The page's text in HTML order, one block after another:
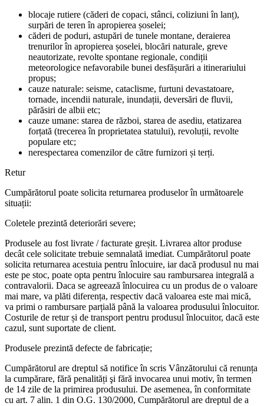
blocaje rutiere (căderi de copaci, stânci, coliziuni în lanț),
surpări de teren în apropierea șoselei;
căderi de poduri, astupări de tunele montane, deraierea
trenurilor în apropierea șoselei, blocări naturale, greve
neautorizate, revolte spontane regionale, condiții
meteorologice nefavorabile bunei desfășurări a itinerariului
propus;
cauze naturale: seisme, cataclisme, furtuni devastatoare,
tornade, incendii naturale, inundații, deversări de fluvii,
părăsiri de albii etc;
cauze umane: starea de război, starea de asediu, etatizarea
forțată (trecerea în proprietatea statului), revoluții, revolte
populare etc;
nerespectarea comenzilor de către furnizori și terți.
Retur
Cumpărătorul poate solicita returnarea produselor în următoarele
situații:
Coletele prezintă deteriorări severe;
Produsele au fost livrate / facturate greșit. Livrarea altor produse
decât cele solicitate trebuie semnalată imediat. Cumpărătorul poate
solicita returnarea acestuia pentru înlocuire, iar dacă produsul nu mai
este pe stoc, poate opta pentru înlocuire sau rambursarea integrală a
contravalorii. Daca se agreează înlocuirea cu un produs de o valoare
mai mare, va plăti diferența, respectiv dacă valoarea este mai mică,
va primi o rambursare parțială până la valoarea produsului înlocuitor.
Costurile de retur și de transport pentru produsul înlocuitor, dacă este
cazul, sunt suportate de client.
Produsele prezintă defecte de fabricație;
Cumpărătorul are dreptul să notifice în scris Vânzătorului că renunța
la cumpărare, fără penalități şi fără invocarea unui motiv, în termen
de 14 zile de la primirea produsului. De asemenea, în conformitate
cu art. 7 alin. 1 din O.G. 130/2000, Cumpărătorul are dreptul de a